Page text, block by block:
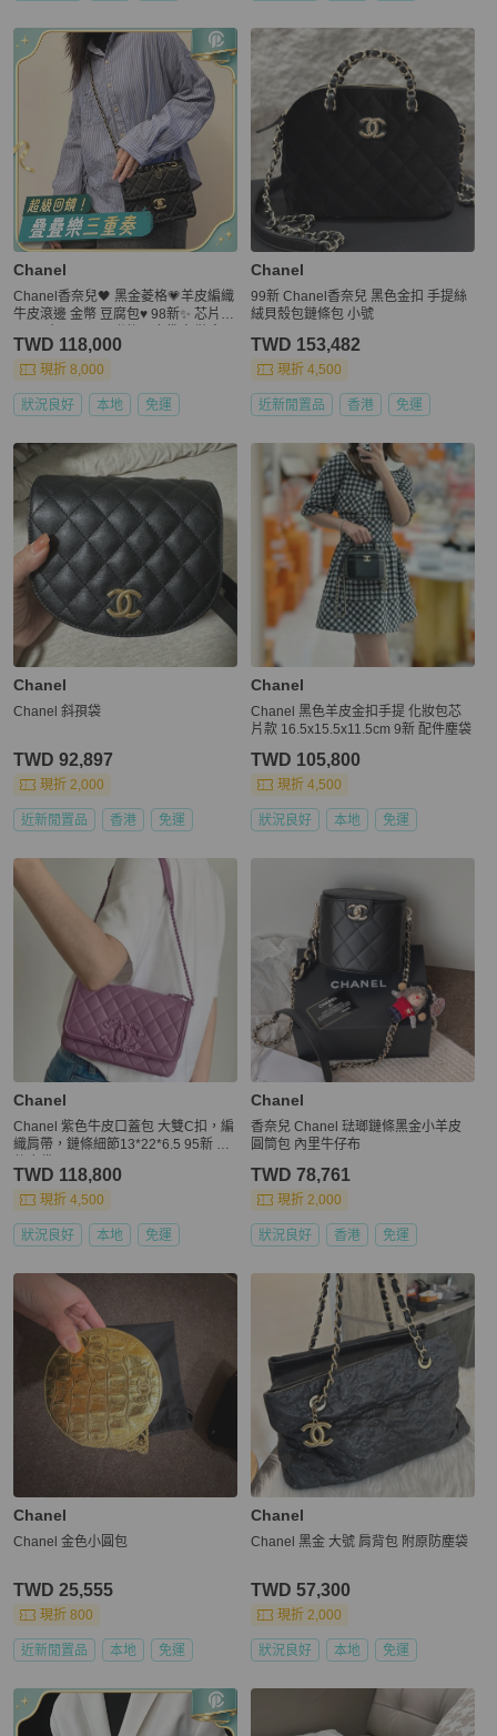
Chanel
Chanel香奈兒🖤 黑金菱格💗羊皮編織
牛皮滾邊 金幣 豆腐包♥️ 98新✨ 芯片款
TWD 118,000
現折 8,000
狀況良好 本地 免運
Chanel
99新 Chanel香奈兒 黑色金扣 手提絲
絨貝殼包鏈條包 小號
TWD 153,482
現折 4,500
近新閒置品 香港 免運
Chanel
Chanel 斜孭袋
TWD 92,897
現折 2,000
近新閒置品 香港 免運
Chanel
Chanel 黑色羊皮金扣手提 化妝包芯
片款 16.5x15.5x11.5cm 9新 配件塵袋
TWD 105,800
現折 4,500
狀況良好 本地 免運
Chanel
Chanel 紫色牛皮口蓋包 大雙C扣，編
織肩帶，鏈條細節13*22*6.5 95新 配
TWD 118,800
現折 4,500
狀況良好 本地 免運
Chanel
香奈兒 Chanel 琺瑯鏈條黑金小羊皮
圓筒包 內里牛仔布
TWD 78,761
現折 2,000
狀況良好 香港 免運
Chanel
Chanel 金色小圓包
TWD 25,555
現折 800
近新閒置品 本地 免運
Chanel
Chanel 黑金 大號 肩背包 附原防塵袋
TWD 57,300
現折 2,000
狀況良好 本地 免運